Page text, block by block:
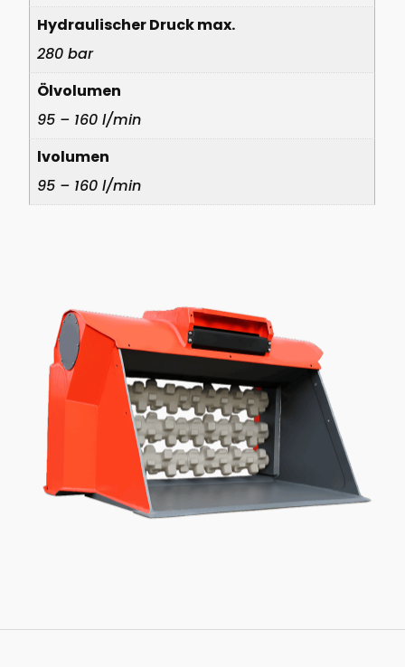
Hydraulischer Druck max.
280 bar
Ölvolumen
95 – 160 l/min
lvolumen
95 – 160 l/min